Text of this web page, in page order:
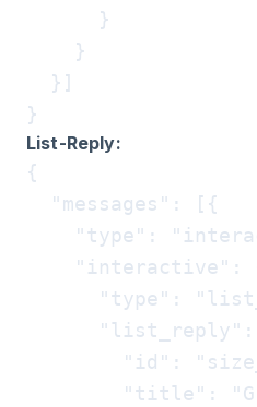
      }
    }
  }]
List-Reply:
{
  "messages": [{
"type":
"interactive":
"type":
"list_reply":
"id":
"title":